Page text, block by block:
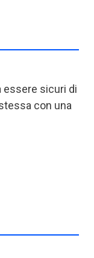
essere sicuri di
con una